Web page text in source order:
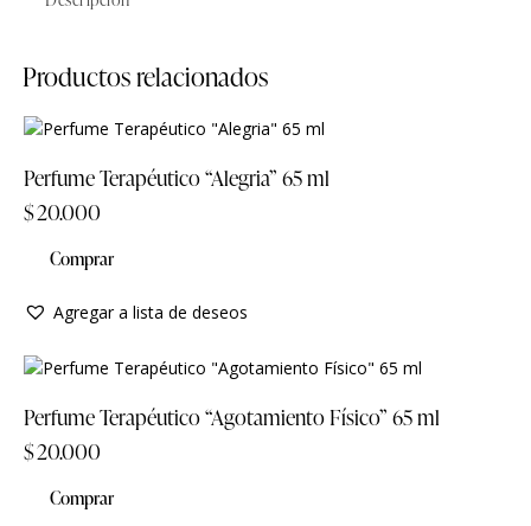
Productos relacionados
Perfume Terapéutico “Alegria” 65 ml
$20.000
Comprar
Agregar a lista de deseos
Perfume Terapéutico “Agotamiento Físico” 65 ml
$20.000
Comprar